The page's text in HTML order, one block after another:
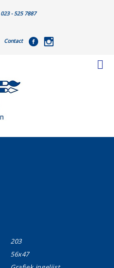
023 - 525 7887
Contact
203
56x47